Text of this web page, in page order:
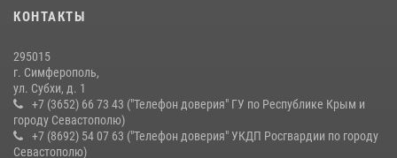
КОНТАКТЫ
295015
г. Симферополь,
ул. Субхи, д. 1
+7 (3652) 66 73 43 ("Телефон доверия" ГУ по Республике Крым и
городу Севастополю)
+7 (8692) 54 07 63 ("Телефон доверия" УКДП Росгвардии по городу
Севастополю)